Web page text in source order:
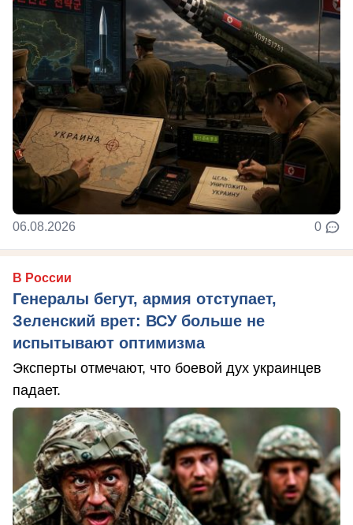
06.08.2026 0
В России
Генералы бегут, армия отступает,
Зеленский врет: ВСУ больше не
испытывают оптимизма
Эксперты отмечают, что боевой дух украинцев
падает.